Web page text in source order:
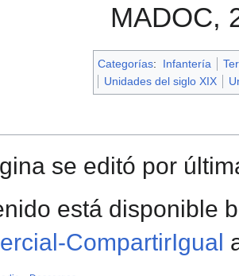
MADOC,
Categorías: Infantería
Unidades del siglo XIX
se editó por
está disponible
CompartirIgual